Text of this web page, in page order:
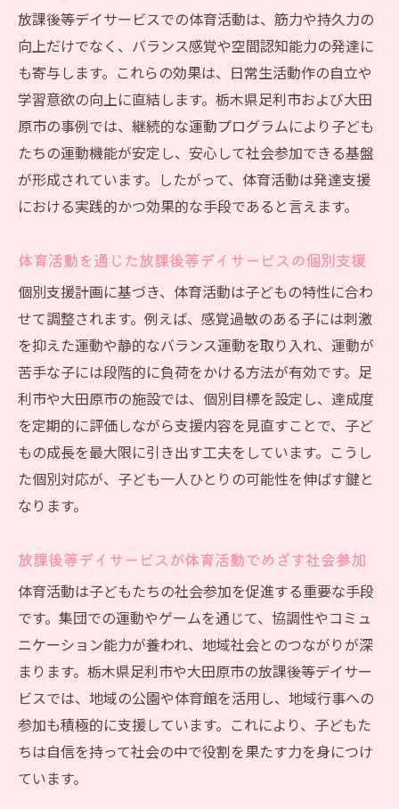
放課後等デイサービスでの体育活動は、筋力や持久力の
向上だけでなく、バランス感覚や空間認知能力の発達に
も寄与します。これらの効果は、日常生活動作の自立や
学習意欲の向上に直結します。栃木県足利市および大田
原市の事例では、継続的な運動プログラムにより子ども
たちの運動機能が安定し、安心して社会参加できる基盤
が形成されています。したがって、体育活動は発達支援
における実践的かつ効果的な手段であると言えます。
体育活動を通じた放課後等デイサービスの個別支援
個別支援計画に基づき、体育活動は子どもの特性に合わ
せて調整されます。例えば、感覚過敏のある子には刺激
を抑えた運動や静的なバランス運動を取り入れ、運動が
苦手な子には段階的に負荷をかける方法が有効です。足
利市や大田原市の施設では、個別目標を設定し、達成度
を定期的に評価しながら支援内容を見直すことで、子ど
もの成長を最大限に引き出す工夫をしています。こうし
た個別対応が、子ども一人ひとりの可能性を伸ばす鍵と
なります。
放課後等デイサービスが体育活動でめざす社会参加
体育活動は子どもたちの社会参加を促進する重要な手段
です。集団での運動やゲームを通じて、協調性やコミュ
ニケーション能力が養われ、地域社会とのつながりが深
まります。栃木県足利市や大田原市の放課後等デイサー
ビスでは、地域の公園や体育館を活用し、地域行事への
参加も積極的に支援しています。これにより、子どもた
ちは自信を持って社会の中で役割を果たす力を身につけ
ています。